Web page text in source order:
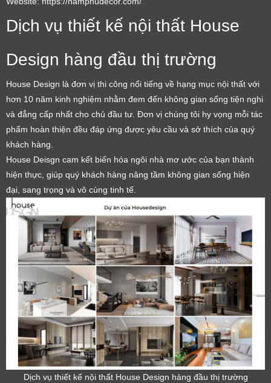
Dịch vụ thiết kế nội thất House
Design hàng đầu thị trường
House Design là đơn vị thi công nổi tiếng về hạng mục nội thất với
hơn 10 năm kinh nghiệm nhằm đem đến không gian sống tiện nghi
và đẳng cấp nhất cho chủ đầu tư. Đơn vị chúng tôi hy vọng mỗi tác
phẩm hoàn thiện đều đáp ứng được yêu cầu và sở thích của quý
khách hàng.
House Deisgn cam kết biến hóa ngôi nhà mơ ước của bạn thành
hiện thực, giúp quý khách hàng nâng tầm không gian sống hiện
đại, sang trọng và vô cùng tinh tế.
Dịch vụ thiết kế nội thất House Design hàng đầu thị trường